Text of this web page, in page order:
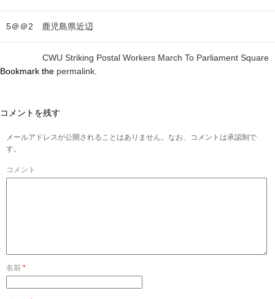
5＠＠2 鹿児島県近辺
CWU Striking Postal Workers March To Parliament Square
Bookmark the permalink
コメントを残す
メールアドレスが公開されることはありません。なお、コメントは承認制で
す。
コメント
名前 *